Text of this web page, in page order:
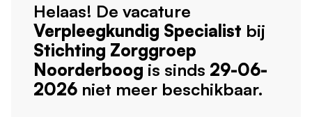
Helaas! De vacature
Verpleegkundig Specialist bij
Stichting Zorggroep
Noorderboog is sinds 29-06-
2026 niet meer beschikbaar.